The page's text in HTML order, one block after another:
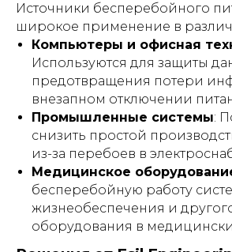
Источники бесперебойного
широкое применение в
Компьютеры и офисная
Используются для защиты
предотвращения потери
внезапном отключении
Промышленные системы:
снизить простой
из-за перебоев в
Медицинское
бесперебойную работу
жизнеобеспечения и
оборудования в